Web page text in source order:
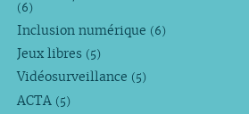
(6)
Inclusion numérique (6)
Jeux libres (5)
Vidéosurveillance (5)
ACTA (5)